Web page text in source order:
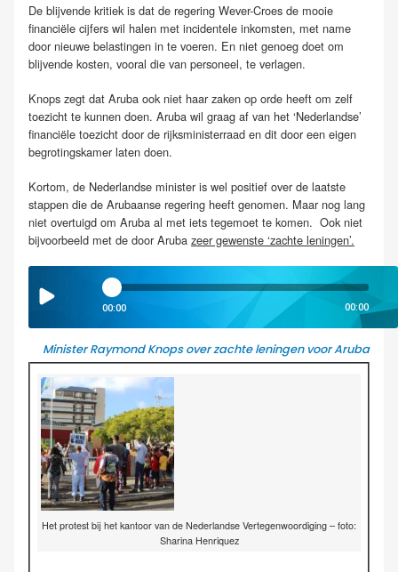
De blijvende kritiek is dat de regering Wever-Croes de mooie
financiële cijfers wil halen met incidentele inkomsten, met name
door nieuwe belastingen in te voeren. En niet genoeg doet om
blijvende kosten, vooral die van personeel, te verlagen.
Knops zegt dat Aruba ook niet haar zaken op orde heeft om zelf
toezicht te kunnen doen. Aruba wil graag af van het ‘Nederlandse’
financiële toezicht door de rijksministerraad en dit door een eigen
begrotingskamer laten doen.
Kortom, de Nederlandse minister is wel positief over de laatste
stappen die de Arubaanse regering heeft genomen. Maar nog lang
niet overtuigd om Aruba al met iets tegemoet te komen. Ook niet
bijvoorbeeld met de door Aruba zeer gewenste ‘zachte leningen’.
00:00 00:00
Minister Raymond Knops over zachte leningen voor Aruba
Het protest bij het kantoor van de Nederlandse Vertegenwoordiging – foto:
Sharina Henriquez